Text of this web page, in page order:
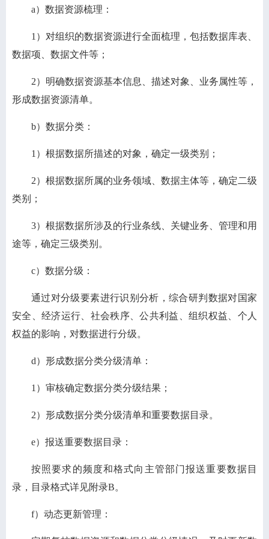
a）数据资源梳理：
1）对组织的数据资源进行全面梳理，包括数据库表、
数据项、数据文件等；
2）明确数据资源基本信息、描述对象、业务属性等，
形成数据资源清单。
b）数据分类：
1）根据数据所描述的对象，确定一级类别；
2）根据数据所属的业务领域、数据主体等，确定二级
类别；
3）根据数据所涉及的行业条线、关键业务、管理和用
途等，确定三级类别。
c）数据分级：
通过对分级要素进行识别分析，综合研判数据对国家
安全、经济运行、社会秩序、公共利益、组织权益、个人
权益的影响，对数据进行分级。
d）形成数据分类分级清单：
1）审核确定数据分类分级结果；
2）形成数据分类分级清单和重要数据目录。
e）报送重要数据目录：
按照要求的频度和格式向主管部门报送重要数据目
录，目录格式详见附录B。
f）动态更新管理：